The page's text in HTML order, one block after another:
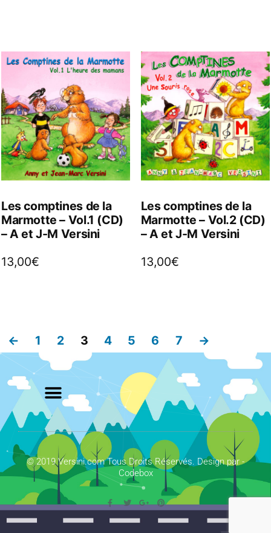
Les comptines de la
Marmotte – Vol.1 (CD)
– A et J-M Versini
13,00€
Les comptines de la
Marmotte – Vol.2 (CD)
– A et J-M Versini
13,00€
← 1 2 3 4 5 6 7 →
© 2019 Versini.com Tous Droits Réservés. Design par -
Codebox